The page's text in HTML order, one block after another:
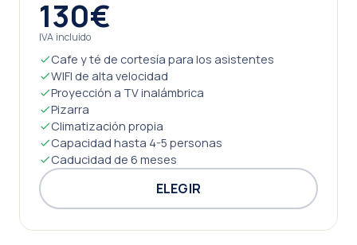
130€
IVA incluido
Cafe y té de cortesía para los asistentes
WIFI de alta velocidad
Proyección a TV inalámbrica
Pizarra
Climatización propia
Capacidad hasta 4-5 personas
Caducidad de 6 meses
ELEGIR